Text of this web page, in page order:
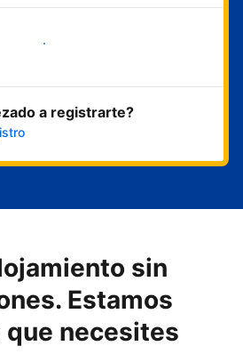
ahora
a registrarte?
sin
Estamos
que necesites